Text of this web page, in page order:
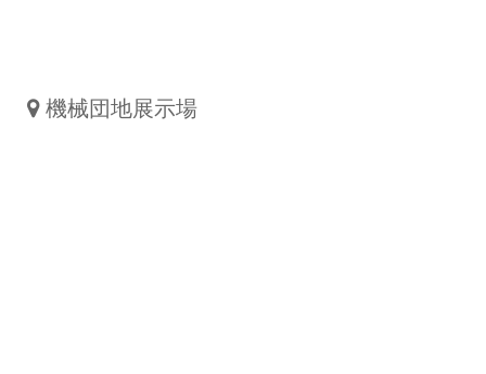
機械団地展示場